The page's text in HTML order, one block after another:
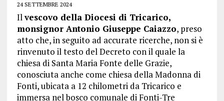
24 SETTEMBRE 2024
Ilvescovo della Diocesi di Tricarico,
monsignor Antonio Giuseppe Caiazzo, preso
atto che, in seguito ad accurate ricerche, non si è
rinvenuto il testo del Decreto con il quale la
chiesa di Santa Maria Fonte delle Grazie,
conosciuta anche come chiesa della Madonna di
Fonti, ubicata a 12 chilometri da Tricarico e
immersa nel bosco comunale di Fonti-Tre